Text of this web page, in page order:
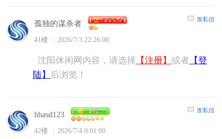
孤独的谋杀者
41楼 2026/7/3 22:26:00
发私信
沈阳休闲网内容，请选择 【注册】 或者 【登
陆】
后浏览！
hhasd123
42楼 2026/7/4 0:01:00
发私信